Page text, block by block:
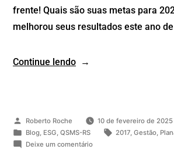
frente! Quais são suas metas para
melhorou seus resultados este ano
Continue lendo
Roberto Roche
10 de fevereiro de 2025
Blog, ESG QSMS-RS 2017 ,Gestão
Deixe um comentário